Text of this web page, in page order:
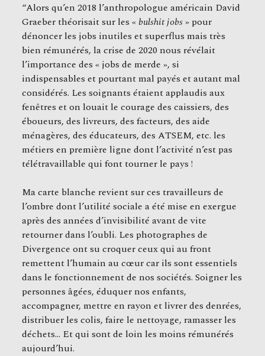
“Alors qu’en 2018 l’anthropologue américain David
Graeber théorisait sur les «bulshit jobs» pour
dénoncer les jobs inutiles et superflus mais très
bien rémunérés, la crise de 2020 nous révélait
l’importance des « jobs de merde », si
indispensables et pourtant mal payés et autant mal
considérés. Les soignants étaient applaudis aux
fenêtres et on louait le courage des caissiers, des
éboueurs, des livreurs, des facteurs, des aide
ménagères, des éducateurs, des ATSEM, etc. les
métiers en première ligne dont l’activité n’est pas
télétravaillable qui font tourner le pays !
Ma carte blanche revient sur ces travailleurs de
l’ombre dont l’utilité sociale a été mise en exergue
après des années d’invisibilité avant de vite
retourner dans l’oubli. Les photographes de
Divergence ont su croquer ceux qui au front
remettent l’humain au cœur car ils sont essentiels
dans le fonctionnement de nos sociétés. Soigner les
personnes âgées, éduquer nos enfants,
accompagner, mettre en rayon et livrer des denrées,
distribuer les colis, faire le nettoyage, ramasser les
déchets… Et qui sont de loin les moins rémunérés
aujourd’hui.